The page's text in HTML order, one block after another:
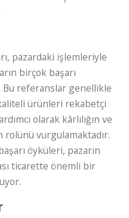
pazardaki işlemleriyle
birçok başarı
Bu referanslar genellikle
ürünleri rekabetçi
olarak kârlılığın ve
rolünü vurgulamaktadır.
öyküleri, pazarın
ticarette önemli bir